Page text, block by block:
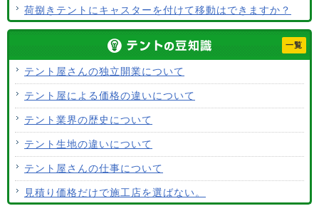
荷捌きテントにキャスターを付けて移動はできますか？
使用するテント生地の違いは？
ALCなどにオーニングは設置できますか？
テント生地はクリーニングできますか？
一覧
テント屋さんの独立開業について
テント屋による価格の違いについて
テント業界の歴史について
テント生地の違いについて
テント屋さんの仕事について
見積り価格だけで施工店を選ばない。